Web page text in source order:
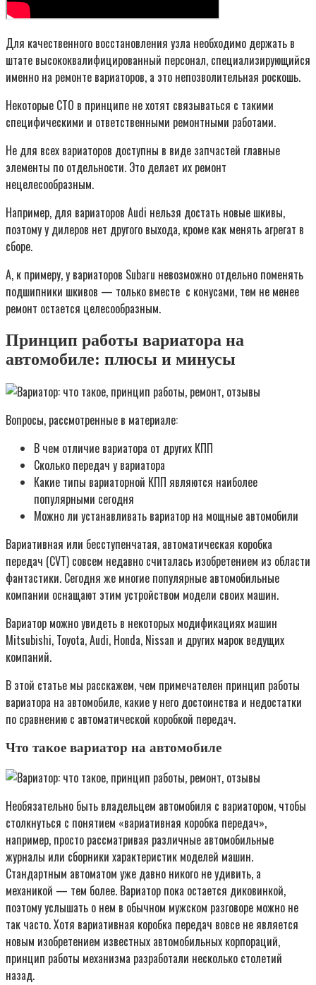
Для качественного восстановления узла необходимо держать в
штате высококвалифицированный персонал, специализирующийся
именно на ремонте вариаторов, а это непозволительная роскошь.
Некоторые СТО в принципе не хотят связываться с такими
специфическими и ответственными ремонтными работами.
Не для всех вариаторов доступны в виде запчастей главные
элементы по отдельности. Это делает их ремонт
нецелесообразным.
Например, для вари­аторов Audi нельзя достать новые шкивы,
поэтому у дилеров нет другого выхода, кроме как менять агрегат в
сборе.
А, к примеру, у вариаторов Subaru невозможно отдельно поменять
подшипники шкивов — только вместе ­ с конусами, тем не менее
ремонт остается целесообразным.
Принцип работы вариатора на
автомобиле: плюсы и минусы
Вопросы, рассмотренные в материале:
В чем отличие вариатора от других КПП
Сколько передач у вариатора
Какие типы вариаторной КПП являются наиболее
популярными сегодня
Можно ли устанавливать вариатор на мощные автомобили
Вариативная или бесступенчатая, автоматическая коробка
передач (CVT) совсем недавно считалась изобретением из области
фантастики. Сегодня же многие популярные автомобильные
компании оснащают этим устройством модели своих машин.
Вариатор можно увидеть в некоторых модификациях машин
Mitsubishi, Toyota, Audi, Honda, Nissan и других марок ведущих
компаний.
В этой статье мы расскажем, чем примечателен принцип работы
вариатора на автомобиле, какие у него достоинства и недостатки
по сравнению с автоматической коробкой передач.
Что такое вариатор на автомобиле
Необязательно быть владельцем автомобиля с вариатором, чтобы
столкнуться с понятием «вариативная коробка передач»,
например, просто рассматривая различные автомобильные
журналы или сборники характеристик моделей машин.
Стандартным автоматом уже давно никого не удивить, а
механикой — тем более. Вариатор пока остается диковинкой,
поэтому услышать о нем в обычном мужском разговоре можно не
так часто. Хотя вариативная коробка передач вовсе не является
новым изобретением известных автомобильных корпораций,
принцип работы механизма разработали несколько столетий
назад.